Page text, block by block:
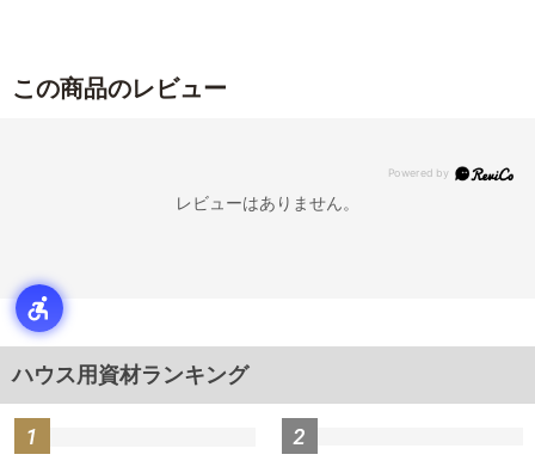
この商品のレビュー
レビューはありません。
ハウス用資材ランキング